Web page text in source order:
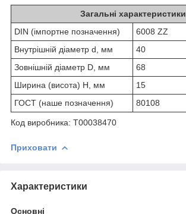
Загальні характеристики
DIN (імпортне позначення)
6008 ZZ
Внутрішній діаметр d, мм
40
Зовнішній діаметр D, мм
68
Ширина (висота) H, мм
15
ГОСТ (наше позначення)
80108
Код виробника: Т00038470
Приховати
Характеристики
Основні